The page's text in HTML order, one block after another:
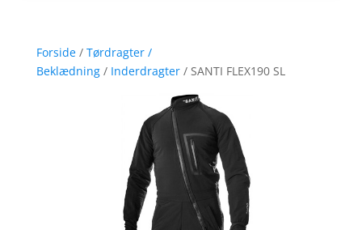
Forside/ Tørdragter /
Beklædning/ Inderdragter/ SANTI FLEX190 SL